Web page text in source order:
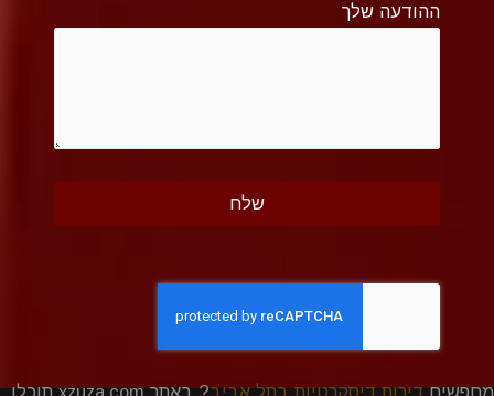
ההודעה שלך
מחפשיםדירות דיסקרטיות בתל אביב ? באתר xzuza.com תוכלו